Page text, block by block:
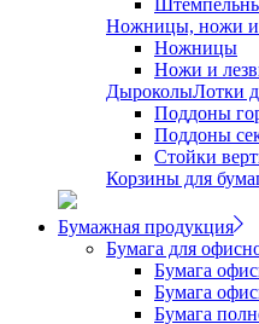
Ножницы, ножи и
Ножницы
Ножи и
ДыроколыЛотки
Поддоны
Поддоны
Стойки
Корзины для
Бумажная продукция
Бумага для
Бумага
Бумага
Бумага